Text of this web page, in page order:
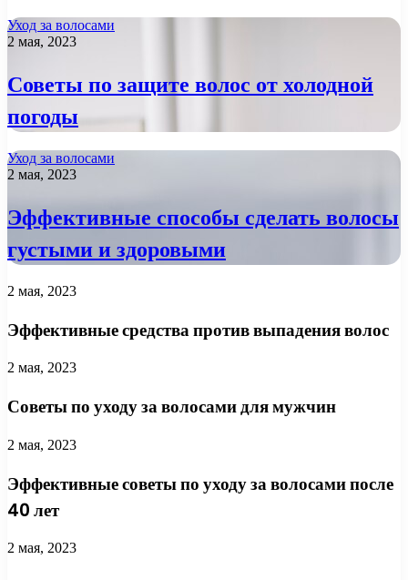
Уход за волосами
2 мая, 2023
Советы по защите волос от холодной
погоды
Уход за волосами
2 мая, 2023
Эффективные способы сделать волосы
густыми и здоровыми
2 мая, 2023
Эффективные средства против выпадения волос
2 мая, 2023
Советы по уходу за волосами для мужчин
2 мая, 2023
Эффективные советы по уходу за волосами после
40 лет
2 мая, 2023